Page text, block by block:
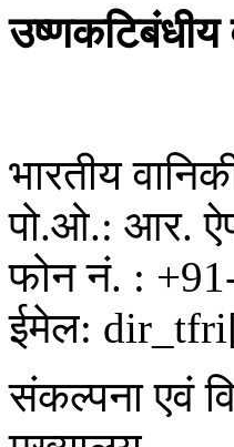
भारतीय
पो.ओ.: आर.
फोन नं. :
ईमेल:
संकल्पना एवं